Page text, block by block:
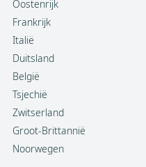
Oostenrijk
Frankrijk
Italië
Duitsland
België
Tsjechië
Zwitserland
Groot-Brittannië
Noorwegen